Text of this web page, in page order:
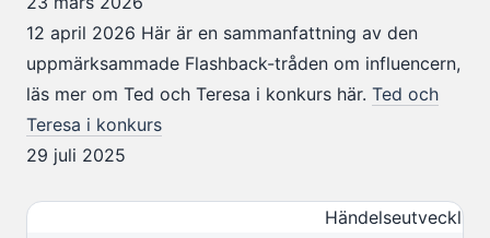
12 april 2026 Här är en sammanfattning av den
uppmärksammade Flashback-tråden om influencern,
läs mer om Ted och Teresa i konkurs här. Ted och
Teresa i konkurs
29 juli 2025